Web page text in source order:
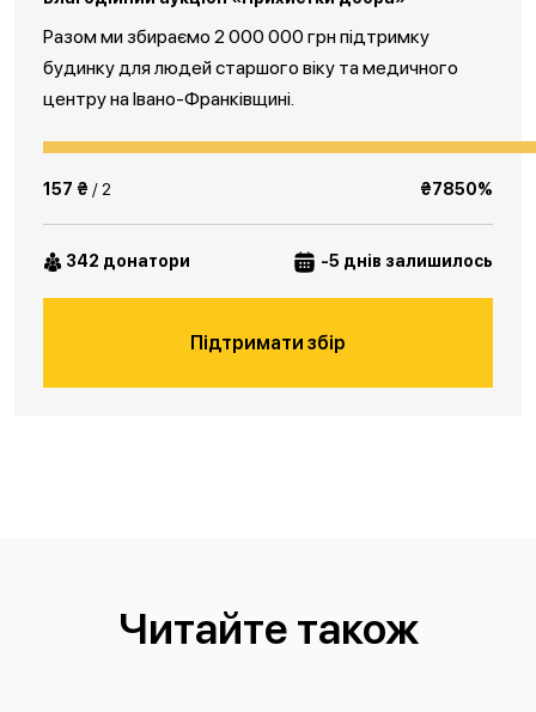
Разом ми збираємо 2 000 000 грн підтримку
будинку для людей старшого віку та медичного
центру на Івано-Франківщині.
157 ₴ / 2 ₴7850%
342 донатори -5 днів залишилось
Підтримати збір
Читайте також